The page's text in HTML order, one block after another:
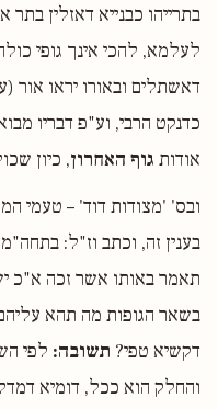
בתרייהו כבנייא דאזלין
לעלמא, להכי אינך גופי
דאשתלים ובאורו יראו אור
כדנקט הרבי, וע"פ דבריו
אודות גוף האחרון, כיון
ובס' 'מצודות דוד' – טעמי
בענין זה, וכתב וז"ל:
תאמר באותו אשר זכה א"כ
בשאר הגופות מה תהא
דקשיא טפי? תשובה: לפי
והחלק הוא ככל, דומיא